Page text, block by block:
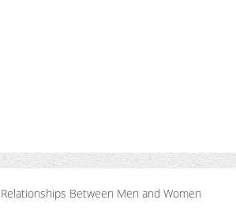
Between Men and Women